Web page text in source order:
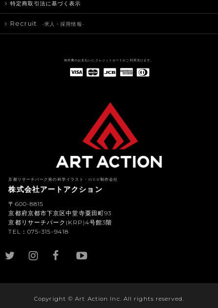
特定商取引法に基づく表示
Recruit -求人・採用情報-
制作費のお支払いにクレジットカードがご利用頂けます。
京都リサーチパーク発の科学イラスト・WEB制作会社
株式会社アートアクション
〒600-8815
京都府京都市下京区中堂寺粟田町93
京都リサーチパーク(KRP)4号館3階
TEL：075-315-9418
Copyright © Art Action Inc. All rights reserved.